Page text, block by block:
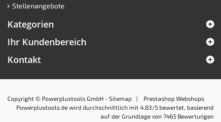
Stellenangebote
Kategorien
Ihr Kundenbereich
Kontakt
Copyright © Powerplustools GmbH - Sitemap | Prestashop Webshops
Powerplustools.de wird durchschnittlich mit 4.83 /5 bewertet, basierend
auf der Grundlage von 7465 Bewertungen